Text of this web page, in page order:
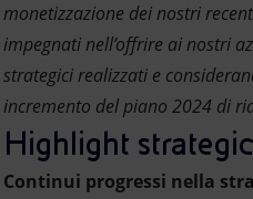
monetizzazione dei nostri
impegnati nell’offrire ai nostri
strategici realizzati e
incremento del piano 2024 di
Highlight
Continui progressi nella